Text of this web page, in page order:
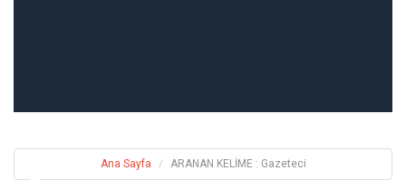
Ana Sayfa ARANAN KELİME : Gazeteci